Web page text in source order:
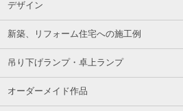
デザイン
新築、リフォーム住宅への施工例
吊り下げランプ・卓上ランプ
オーダーメイド作品